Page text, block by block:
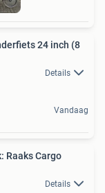
24 inch (8
Details
Vandaag
Raaks Cargo
Details